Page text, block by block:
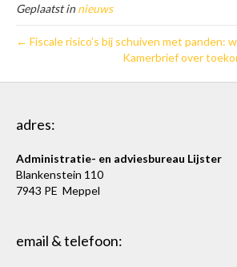
Geplaatst innieuws
← Fiscale risico’s bij schuiven met panden:
Kamerbrief over
adres:
Administratie- en adviesbureau Lijster
Blankenstein 110
7943 PE Meppel
email & telefoon: